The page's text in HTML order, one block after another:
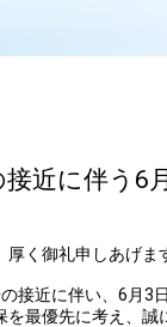
接近に伴う
く御礼申しあげま
接近に伴い、6月3
を最優先に考え、